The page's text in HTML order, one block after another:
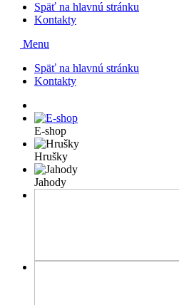
Späť na hlavnú stránku
Kontakty
Menu
Späť na hlavnú stránku
Kontakty
E-shop
Hrušky
Jahody